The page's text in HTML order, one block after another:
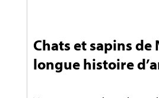
Chats et sapins de
longue histoire